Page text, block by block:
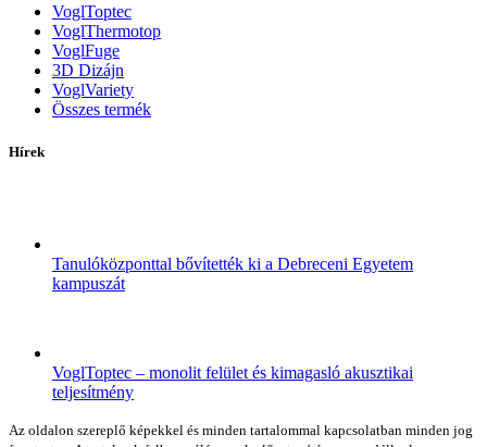
VoglToptec
VoglThermotop
VoglFuge
3D Dizájn
VoglVariety
Összes termék
Hírek
Tanulóközponttal bővítették ki a Debreceni Egyetem
kampuszát
VoglToptec – monolit felület és kimagasló akusztikai
teljesítmény
Az oldalon szereplő képekkel és minden tartalommal kapcsolatban minden jog